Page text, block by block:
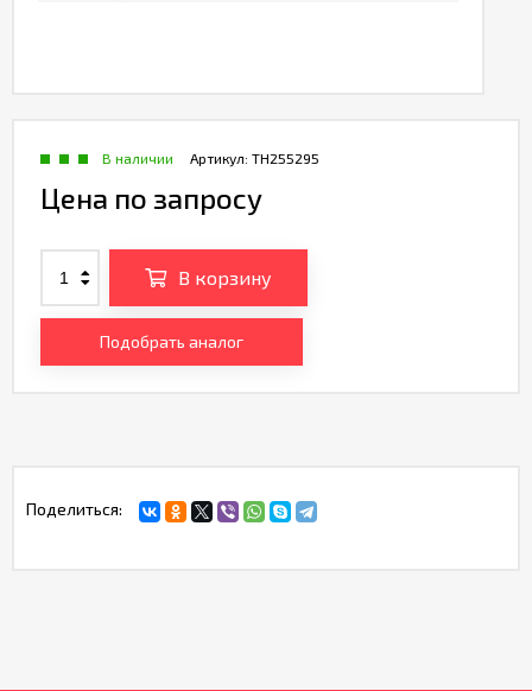
Артикул: TH255295
В наличии
Цена по запросу
В корзину
Подобрать аналог
Поделиться: